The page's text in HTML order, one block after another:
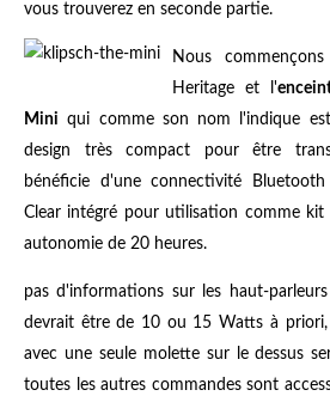
vous trouverez en seconde partie.
Nous
Heritage et l'
Mini qui comme son nom l'indique
design très compact pour être
bénéficie d'une connectivité
Clear intégré pour utilisation comme
autonomie de 20 heures.
pas d'informations sur les haut-
devrait être de 10 ou 15 Watts à
avec une seule molette sur le dessus
toutes les autres commandes sont